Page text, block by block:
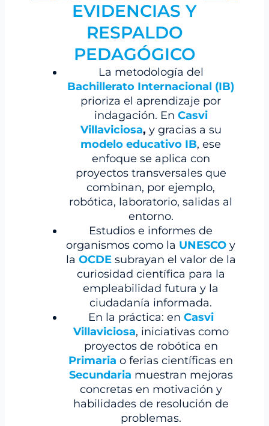
EVIDENCIAS Y
RESPALDO
PEDAGÓGICO
La metodología del
Bachillerato Internacional (IB)
prioriza el aprendizaje por
indagación. En Casvi
Villaviciosa, y gracias a su
modelo educativo IB, ese
enfoque se aplica con
proyectos transversales que
combinan, por ejemplo,
robótica, laboratorio, salidas al
entorno.
Estudios e informes de
organismos como la UNESCO y
la OCDEsubrayan el valor de la
curiosidad científica para la
empleabilidad futura y la
ciudadanía informada.
En la práctica: en Casvi
Villaviciosa, iniciativas como
proyectos de robótica en
Primaria o ferias científicas en
Secundaria muestran mejoras
concretas en motivación y
habilidades de resolución de
problemas.